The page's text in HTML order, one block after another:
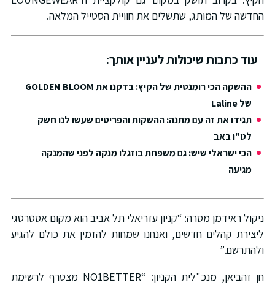
החדשה של המותג, שתשלים את חוויית הסטייל המלאה.
עוד כתבות שיכולות לעניין אותך:
ההשקה הכי רומנטית של הקיץ: בדקנו את GOLDEN BLOOM
של Laline
תגידו את זה עם מתנה: ההשקות והפריטים שעשו לנו חשק
לט"ו באב
הכי ישראלי שיש: גם משפחת בוזגלו מנקה לפני שהמנקה
מגיעה
ניקול ראידמן מסרה: “קניון עזריאלי תל אביב הוא מקום אסטרטגי
ליצירת קהלים חדשים, ואנחנו שמחות להזמין את כולם להגיע
ולהתרשם.”
חן זהביאן, מנכ"לית הקניון: “NO1BETTER מצטרף לרשימת